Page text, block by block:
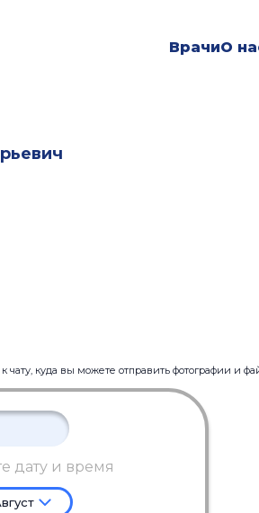
ВрачиО
чату, куда вы можете отправить фотографии и
дату и время